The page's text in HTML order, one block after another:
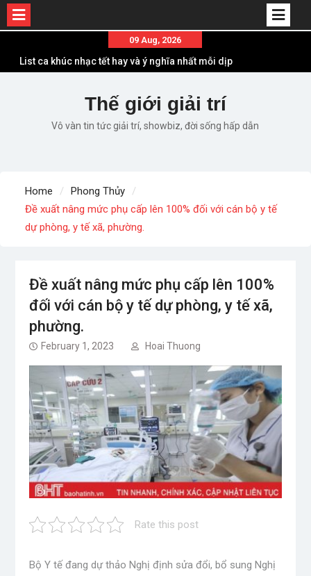
content
09 Aug, 2026
List ca khúc nhạc tết hay và ý nghĩa nhất mỗi dịp
Em ơi lên phố – Minh Vương: Màn comeback
“ngoạn mục” với triệu view
Những ca khúc nhạc xuân “sặc mùi” quảng cáo
Lời bài hát Chúng Ta của Hiện Tại – Sơn Tùng M-
TP – Full lyrics bản chuẩn
Thế giới giải trí
Vô vàn tin tức giải trí, showbiz, đời sống hấp dẫn
Home
Phong Thủy
Đề xuất nâng mức phụ cấp lên 100% đối với cán bộ y tế
dự phòng, y tế xã, phường.
Đề xuất nâng mức phụ cấp lên 100%
đối với cán bộ y tế dự phòng, y tế xã,
phường.
February 1, 2023 Hoai Thuong
Rate this post
Bộ Y tế đang dự thảo Nghị định sửa đổi, bổ sung Nghị